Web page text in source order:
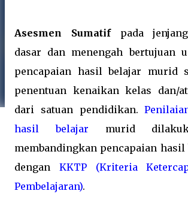
Asesmen Sumatifpada
dasar dan menengah bertujuan
pencapaian hasil belajar murid
penentuan kenaikan kelas dan/
dari satuan pendidikan.
hasil belajar murid
membandingkan pencapaian
dengan KKTP (Kriteria
Pembelajaran).